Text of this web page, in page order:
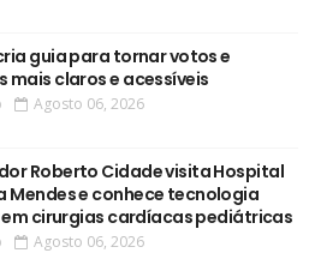
guia para tornar votos e
mais claros e acessíveis
Agosto 06, 2026
Roberto Cidade visita Hospital
Mendes e conhece tecnologia
cirurgias cardíacas pediátricas
Agosto 06, 2026